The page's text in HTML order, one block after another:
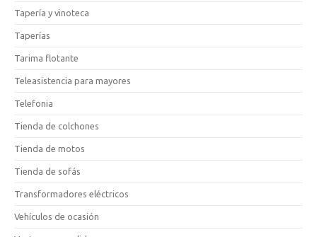
Tapería y vinoteca
Taperías
Tarima flotante
Teleasistencia para mayores
Telefonia
Tienda de colchones
Tienda de motos
Tienda de sofás
Transformadores eléctricos
Vehículos de ocasión